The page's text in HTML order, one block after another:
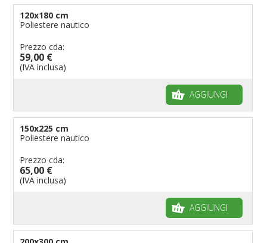
120x180 cm
Poliestere nautico
Prezzo cda:
59,00 €
(IVA inclusa)
AGGIUNGI
150x225 cm
Poliestere nautico
Prezzo cda:
65,00 €
(IVA inclusa)
AGGIUNGI